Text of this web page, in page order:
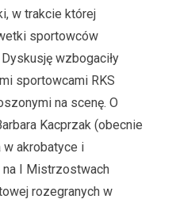
w trakcie której
sportowców
wzbogaciły
sportowcami RKS
na scenę. O
Kacprzak (obecnie
w akrobatyce i
I Mistrzostwach
rozegranych w